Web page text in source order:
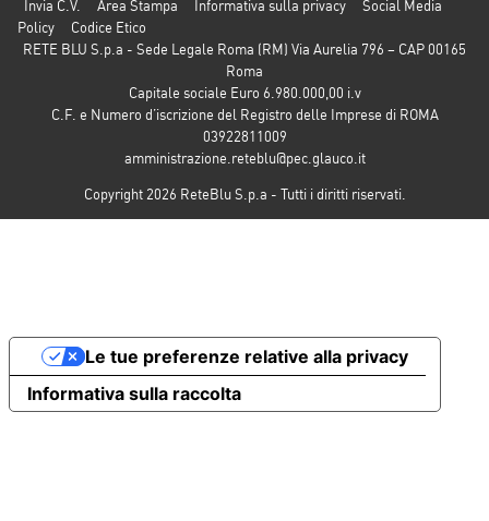
Invia C.V. Area Stampa Informativa sulla privacy
Social Media
Policy
Codice Etico
RETE BLU S.p.a - Sede Legale Roma (RM) Via Aurelia 796 – CAP 00165
Roma
Capitale sociale Euro 6.980.000,00 i.v
C.F. e Numero d’iscrizione del Registro delle Imprese di ROMA
03922811009
amministrazione.reteblu@pec.glauco.it
Copyright 2026 ReteBlu S.p.a - Tutti i diritti riservati.
Informativa sulla raccolta
Le tue preferenze relative alla privacy